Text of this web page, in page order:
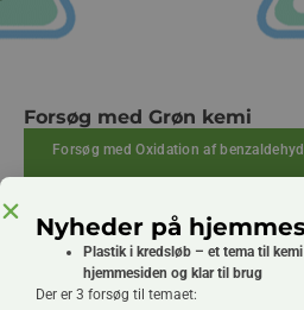
Forsøg med Grøn kemi
Forsøg med Oxidation af
Nyheder på
Plastik i kredsløb – et tema til
hjemmesiden og klar til brug
Der er 3 forsøg til temaet: